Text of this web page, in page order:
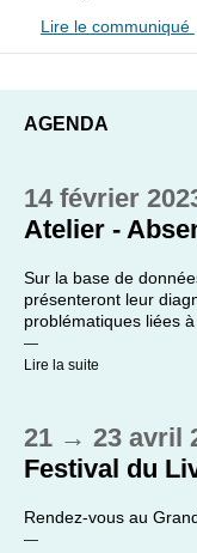
Lire le communiqué
AGENDA
14 février
Atelier -
Sur la base de
présenteront leur
problématiques liées à
—
Lire la suite
21 → 23 avril
Festival du
Rendez-vous au
—